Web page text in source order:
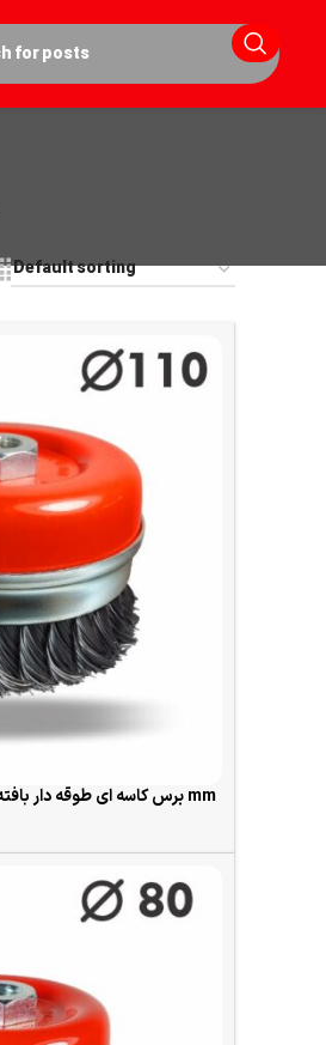
برس کاسه ای طوقه دار بافته 110 یال 22 مرکز مهره سایز 14×2 mm